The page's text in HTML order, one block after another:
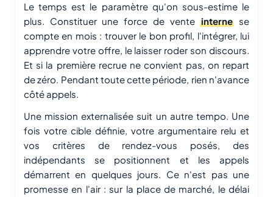
Le temps est le paramètre qu'on sous-estime le
plus. Constituer une force de venteinternese
compte en mois : trouver le bon profil, l'intégrer, lui
apprendre votre offre, le laisser roder son discours.
Et si la première recrue ne convient pas, on repart
de zéro. Pendant toute cette période, rien n'avance
côté appels.
Une mission externalisée suit un autre tempo. Une
fois votre cible définie, votre argumentaire relu et
vos critères de rendez-vous posés, des
indépendants se positionnent et les appels
démarrent en quelques jours. Ce n'est pas une
promesse en l'air : sur la place de marché, le délai